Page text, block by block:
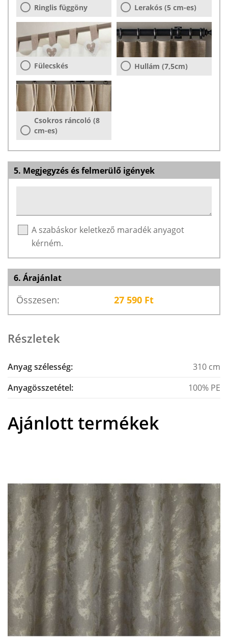
Ringlis függöny Lerakós (5 cm-es)
Fülecskés Hullám (7,5cm)
Csokros ráncoló (8
cm-es)
5. Megjegyzés és felmerülő igények
A szabáskor keletkező maradék anyagot
kérném.
6. Árajánlat
Összesen: 27 590 Ft
Részletek
Anyag szélesség:
310 cm
Anyagösszetétel:
100% PE
Ajánlott termékek